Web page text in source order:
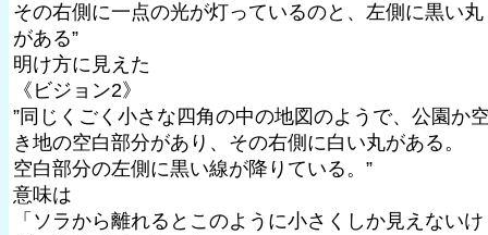
その右側に一点の光が灯っているのと、左側に黒い丸
がある”
明け方に見えた
《ビジョン2》
”同じくごく小さな四角の中の地図のようで、公園か
き地の空白部分があり、その右側に白い丸がある。
空白部分の左側に黒い線が降りている。”
意味は
「ソラから離れるとこのように小さくしか見えないけ